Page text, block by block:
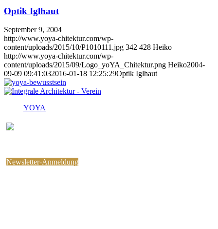
Optik Iglhaut
September 9, 2004
http://www.yoya-chitektur.com/wp-
content/uploads/2015/10/P1010111.jpg 342 428 Heiko
http://www.yoya-chitektur.com/wp-
content/uploads/2015/09/Logo_yoYA_Chitektur.png Heiko2004-
09-09 09:41:032016-01-18 12:25:29Optik Iglhaut
YOYA
Newsletter-Anmeldung